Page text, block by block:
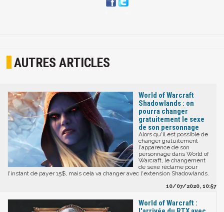
AUTRES ARTICLES
World of Warcraft
Shadowlands : on
pourra changer
gratuitement le sexe
de son personnage
Alors qu'il est possible de
changer gratuitement
l'apparence de son
personnage dans World of
Warcraft, le changement
de sexe réclame pour
l'instant de payer 15$, mais cela va changer avec l'extension Shadowlands.
10/07/2020, 10:57
World of Warcraft :